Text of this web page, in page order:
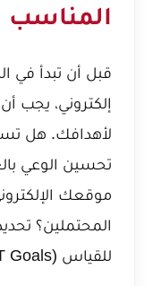
المناسب
قبل أن تبدأ
إلكتروني، يجب
لأهدافك. هل
تحسين الوعي
موقعك
المحتملين؟
للقياس (SMART Goals) سيساعدك على: